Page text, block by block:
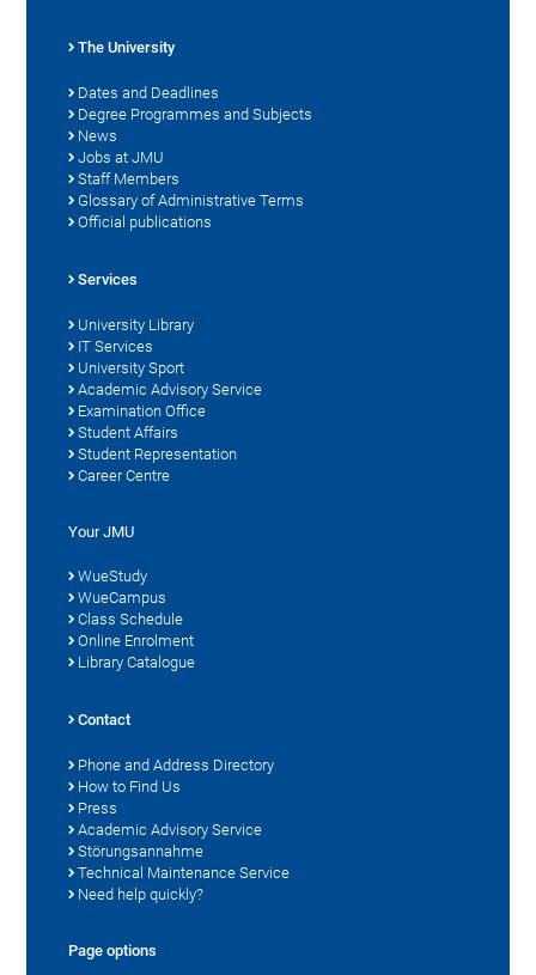
The University
Dates and Deadlines
Degree Programmes and Subjects
News
Jobs at JMU
Staff Members
Glossary of Administrative Terms
Official publications
Services
University Library
IT Services
University Sport
Academic Advisory Service
Examination Office
Student Affairs
Student Representation
Career Centre
Your JMU
WueStudy
WueCampus
Class Schedule
Online Enrolment
Library Catalogue
Contact
Phone and Address Directory
How to Find Us
Press
Academic Advisory Service
Störungsannahme
Technical Maintenance Service
Need help quickly?
Page options